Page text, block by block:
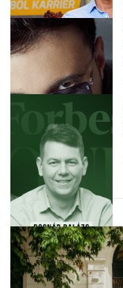
Energia
Content Lab HUB
Forbes-sztori
Podcast